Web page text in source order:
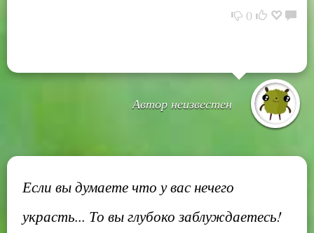
0
Автор неизвестен
Если вы думаете что у вас нечего
украсть... То вы глубоко заблуждаетесь!